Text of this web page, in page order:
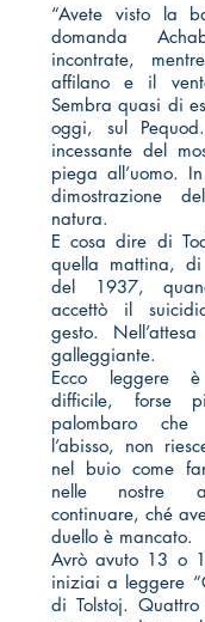
“Avete visto la
domanda
incontrate,
affilano e il
Sembra quasi di
oggi, sul
incessante del
piega all’uomo.
dimostrazione
natura.
E cosa dire di
quella mattina,
del 1937,
accettò il
gesto.
galleggiante.
Ecco leggere
difficile, forse
palombaro che
l’abisso, non
nel buio come
nelle nostre
continuare, ché
duello è mancato.
Avrò avuto 13 o
iniziai a leggere
di Tolstoj.